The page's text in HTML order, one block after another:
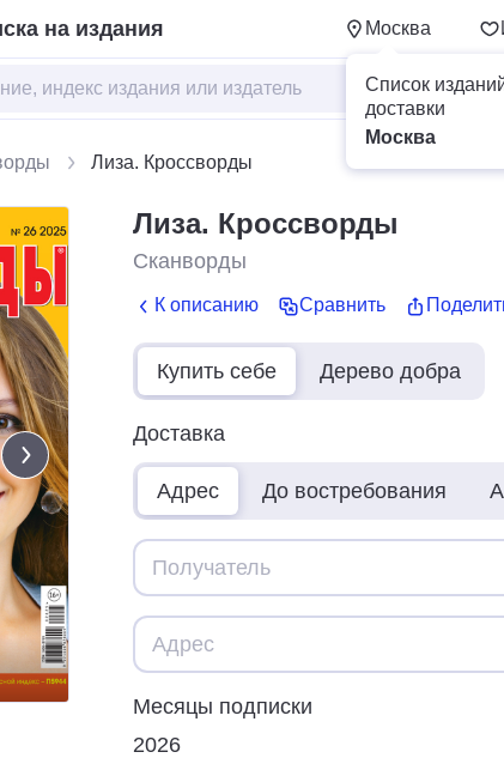
на издания Москва
Список
доставки
Москва
Лиза. Кроссворды
Лиза. Кроссворды
Сканворды
К описанию Сравнить
Купить себе Дерево добра
Доставка
Адрес До востребования
Месяцы подписки
2026